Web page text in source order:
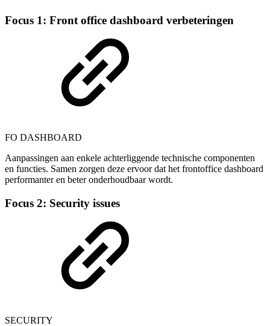
Focus 1: Front office dashboard verbeteringen
FO DASHBOARD
Aanpassingen aan enkele achterliggende technische componenten
en functies. Samen zorgen deze ervoor dat het frontoffice dashboard
performanter en beter onderhoudbaar wordt.
Focus 2: Security issues
SECURITY